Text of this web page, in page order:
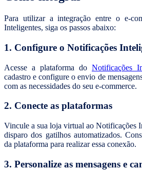
Para utilizar a integração entre o e-
Inteligentes, siga os passos abaixo:
1. Configure o Notificações
Acesse a plataforma do Notificações
cadastro e configure o envio de
com as necessidades do seu e-commerce.
2. Conecte as plataformas
Vincule a sua loja virtual ao Notificações
disparo dos gatilhos automatizados.
da plataforma para realizar essa conexão.
3. Personalize as mensagens e